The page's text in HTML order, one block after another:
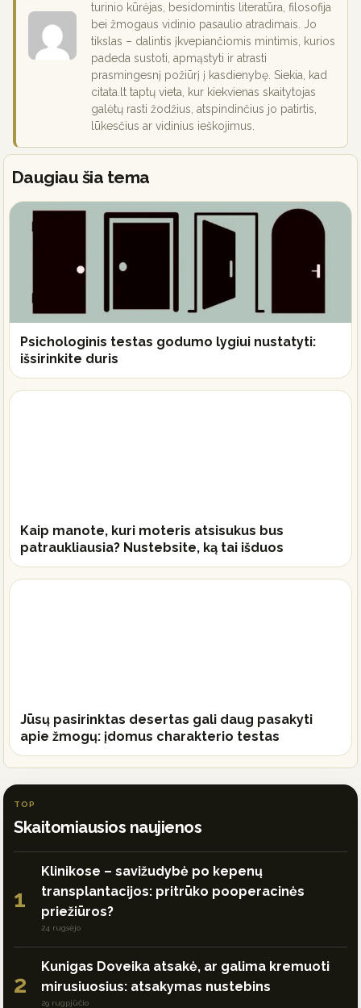
turinio kūrėjas, besidomintis literatūra, filosofija
bei žmogaus vidinio pasaulio atradimais. Jo
tikslas – dalintis įkvepiančiomis mintimis, kurios
padeda sustoti, apmąstyti ir atrasti
prasmingesnį požiūrį į kasdienybę. Siekia, kad
citata.lt taptų vieta, kur kiekvienas skaitytojas
galėtų rasti žodžius, atspindinčius jo patirtis,
lūkesčius ar vidinius ieškojimus.
Daugiau šia tema
Psichologinis testas godumo lygiui nustatyti:
išsirinkite duris
Kaip manote, kuri moteris atsisukus bus
patraukliausia? Nustebsite, ką tai išduos
Jūsų pasirinktas desertas gali daug pasakyti
apie žmogų: įdomus charakterio testas
TOP
Skaitomiausios naujienos
1
Klinikose – savižudybė po kepenų
transplantacijos: pritrūko pooperacinės
priežiūros?
24 rugsėjo
2
Kunigas Doveika atsakė, ar galima kremuoti
mirusiuosius: atsakymas nustebins
29 rugpjūčio